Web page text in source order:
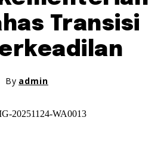
Transisi
By admin